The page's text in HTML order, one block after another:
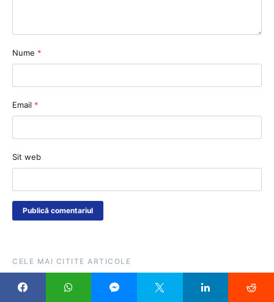
Nume *
Email *
Sit web
CELE MAI CITITE ARTICOLE
Șeful ISJ Gorj, alți 8 inspectori și